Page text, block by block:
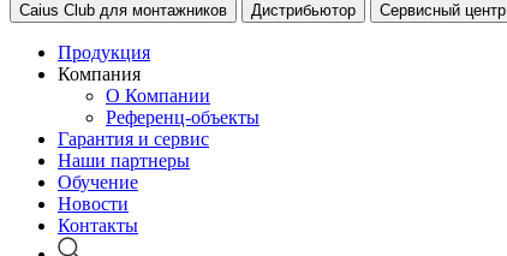
Caius Club для монтажников Дистрибьютор Сервисный центр
Продукция
Компания
О Компании
Референц-объекты
Гарантия и сервис
Наши партнеры
Обучение
Новости
Контакты